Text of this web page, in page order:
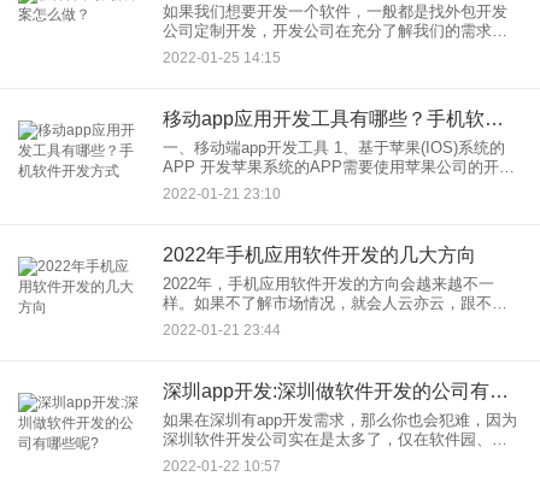
如果我们想要开发一个软件，一般都是找外包开发
公司定制开发，开发公司在充分了解我们的需求后
制定开发方案然后再进行软件设计开发工作。那在
这一系列过程中，大家想必关心的是软件开发报
2022-01-25 14:15
移动app应用开发工具有哪些？手机软件开发方式
一、移动端app开发工具 1、基于苹果(IOS)系统的
APP 开发苹果系统的APP需要使用苹果公司的开发
工具xcode，通常使用Objective-C或Swift语言开
2022-01-21 23:10
2022年手机应用软件开发的几大方向
2022年，手机应用软件开发的方向会越来越不一
样。如果不了解市场情况，就会人云亦云，跟不上
互联网科技的潮流趋势，我们仔细分析市场走势就
会发现，今年这个行业的主线基本上离不开人类智
2022-01-21 23:44
深圳app开发:深圳做软件开发的公司有哪些呢?
如果在深圳有app开发需求，那么你也会犯难，因为
深圳软件开发公司实在是太多了，仅在软件园、高
新园和软件基地一带就不计其数，那么深圳做软件
开发的公司都有哪些呢？
2022-01-22 10:57